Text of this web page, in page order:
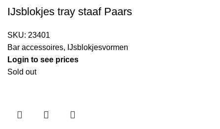
IJsblokjes tray staaf Paars
SKU: 23401
Bar accessoires, IJsblokjesvormen
Login to see prices
Sold out